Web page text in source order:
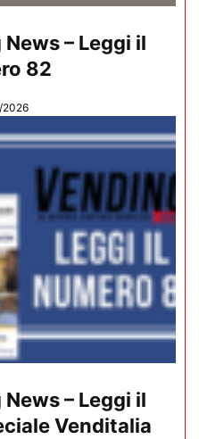
– Leggi il
82
2026
– Leggi il
Venditalia